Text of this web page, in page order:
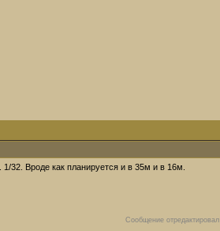
32. Вроде как планируется и в 35м и в 16м.
Сообщение отредактировал